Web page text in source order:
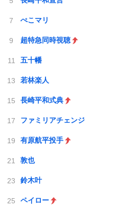
ぺこマリ
超特急同時視聴
五十幡
若林楽人
長崎平和式典
ファミリアチェンジ
有原航平投手
敦也
鈴木叶
ペイロー